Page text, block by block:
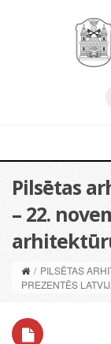
Pilsētas
– 22.
/ PILSĒTAS
PREZENTĒS